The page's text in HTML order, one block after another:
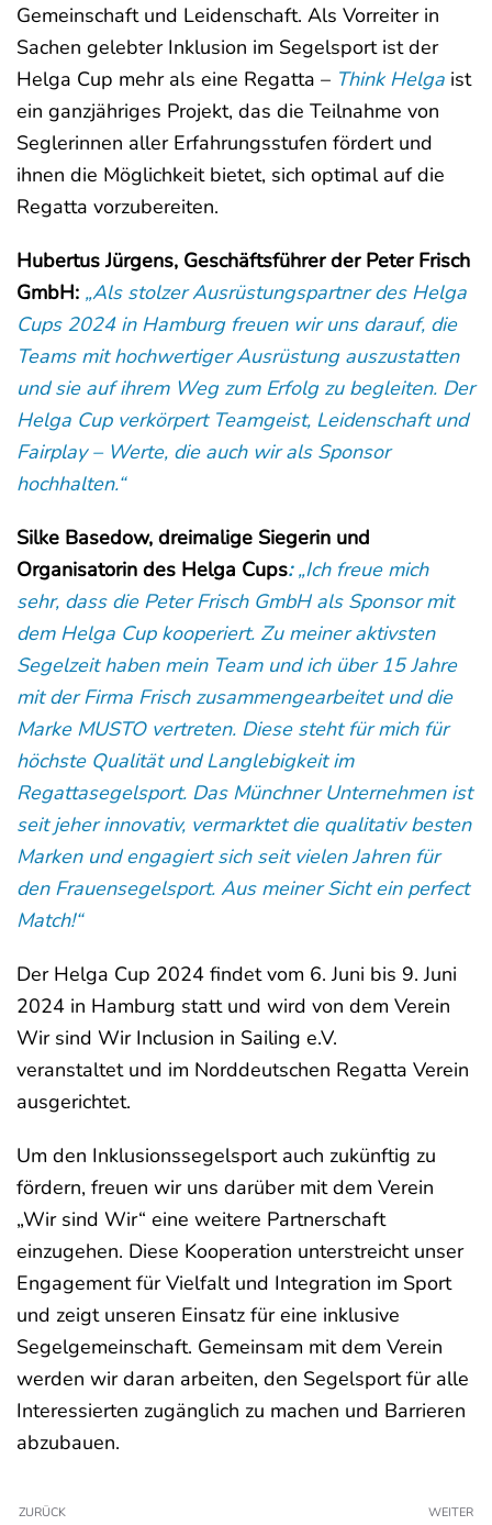
Gemeinschaft und Leidenschaft. Als Vorreiter in
Sachen gelebter Inklusion im Segelsport ist der
Helga Cup mehr als eine Regatta – Think Helga ist
ein ganzjähriges Projekt, das die Teilnahme von
Seglerinnen aller Erfahrungsstufen fördert und
ihnen die Möglichkeit bietet, sich optimal auf die
Regatta vorzubereiten.
Hubertus Jürgens, Geschäftsführer der Peter Frisch
GmbH: „Als stolzer Ausrüstungspartner des Helga
Cups 2024 in Hamburg freuen wir uns darauf, die
Teams mit hochwertiger Ausrüstung auszustatten
und sie auf ihrem Weg zum Erfolg zu begleiten. Der
Helga Cup verkörpert Teamgeist, Leidenschaft und
Fairplay – Werte, die auch wir als Sponsor
hochhalten.“
Silke Basedow, dreimalige Siegerin und
Organisatorin des Helga Cups:„Ich freue mich
sehr, dass die Peter Frisch GmbH als Sponsor mit
dem Helga Cup kooperiert. Zu meiner aktivsten
Segelzeit haben mein Team und ich über 15 Jahre
mit der Firma Frisch zusammengearbeitet und die
Marke MUSTO vertreten. Diese steht für mich für
höchste Qualität und Langlebigkeit im
Regattasegelsport. Das Münchner Unternehmen ist
seit jeher innovativ, vermarktet die qualitativ besten
Marken und engagiert sich seit vielen Jahren für
den Frauensegelsport. Aus meiner Sicht ein perfect
Match!“
Der Helga Cup 2024 findet vom 6. Juni bis 9. Juni
2024 in Hamburg statt und wird von dem Verein
Wir sind Wir Inclusion in Sailing e.V.
veranstaltet und im Norddeutschen Regatta Verein
ausgerichtet.
Um den Inklusionssegelsport auch zukünftig zu
fördern, freuen wir uns darüber mit dem Verein
„Wir sind Wir“ eine weitere Partnerschaft
einzugehen. Diese Kooperation unterstreicht unser
Engagement für Vielfalt und Integration im Sport
und zeigt unseren Einsatz für eine inklusive
Segelgemeinschaft. Gemeinsam mit dem Verein
werden wir daran arbeiten, den Segelsport für alle
Interessierten zugänglich zu machen und Barrieren
abzubauen.
ZURÜCK WEITER